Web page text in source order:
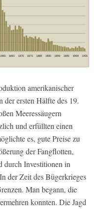
amerikanischer
der ersten Hälfte des 19.
Meeressäugern
und erfüllten einen
es, gute Preise zu
der Fangflotten,
durch Investitionen in
der Zeit des Bügerkrieges
Man begann, die
konnten. Die Jagd